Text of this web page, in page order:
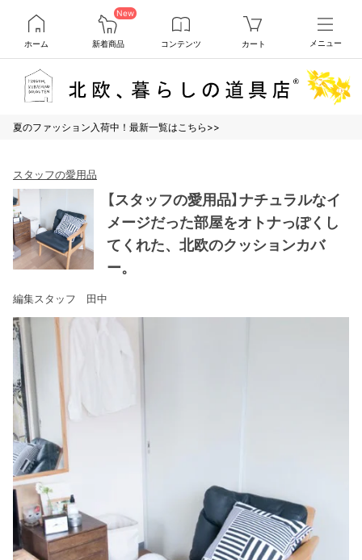
ホーム
New
新着商品 コンテンツ カート メニュー
夏のファッション入荷中！最新一覧はこちら>>
スタッフの愛用品
【スタッフの愛用品】ナチュラルなイ
メージだった部屋をオトナっぽくし
てくれた、北欧のクッションカバ
ー。
編集スタッフ 田中